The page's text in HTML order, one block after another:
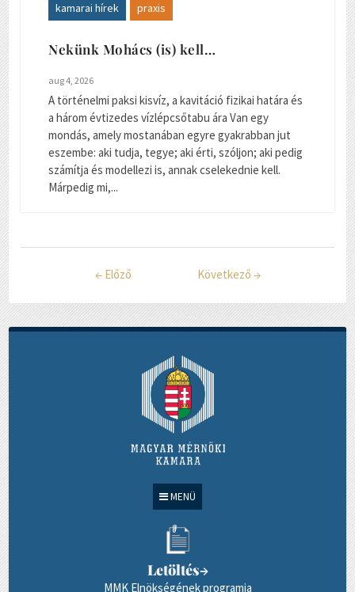
MENÜ
Letöltés→
MMK Elnökségének programja
kamarai hírek praxis
Nekünk Mohács (is) kell…
aug 4, 2026
A történelmi paksi kisvíz, a kavitáció fizikai határa és
a három évtizedes vízlépcsőtabu ára Van egy
mondás, amely mostanában egyre gyakrabban jut
eszembe: aki tudja, tegye; aki érti, szóljon; aki pedig
számítja és modellezi is, annak cselekednie kell.
Márpedig mi,...
← Előző Következő →